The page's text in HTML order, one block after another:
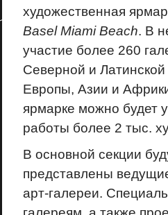
художественная
Basel Miami Beach. В
участие более 260
Северной и
Европы, Азии и
ярмарке можно будет
работы более 2 тыс.
В основной секции
представлены
арт-галереи.